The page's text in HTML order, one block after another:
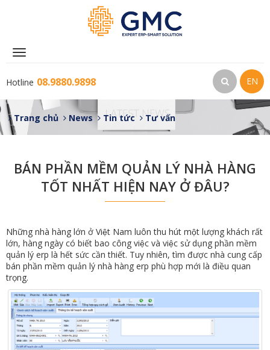
Toggle
Hotline 08.9880.9898 EN
Trang chủ News Tin tức Tư vấn
BÁN PHẦN MỀM QUẢN LÝ NHÀ HÀNG
TỐT NHẤT HIỆN NAY Ở ĐÂU?
Những nhà hàng lớn ở Việt Nam luôn thu hút một lượng khách rất
lớn, hàng ngày có biết bao công việc và việc sử dụng phần mềm
quản lý erp là hết sức cần thiết. Tuy nhiên, tìm được nhà cung cấp
bán phần mềm quản lý nhà hàng erp phù hợp mới là điều quan
trọng.